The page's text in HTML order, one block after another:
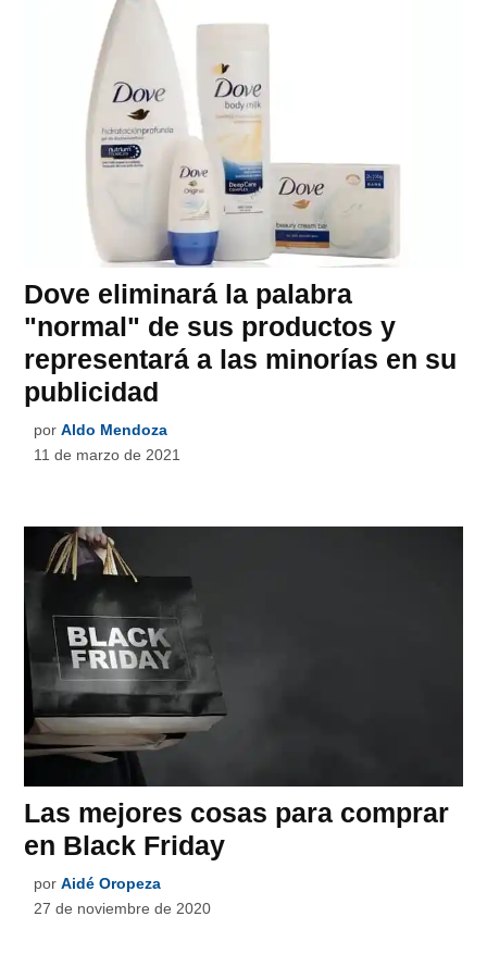
Dove eliminará la palabra
"normal" de sus productos y
representará a las minorías en su
publicidad
por Aldo Mendoza
11 de marzo de 2021
Las mejores cosas para comprar
en Black Friday
por Aidé Oropeza
27 de noviembre de 2020